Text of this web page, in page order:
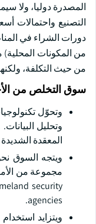
المصدرة دوليا، ولا
التصنيع واحتمالات
دورات الشراء في
من المكونات
من حيث التكلفة،
سوق التخلص من
وتحوّل
وتحليل
المعقدة
ويتجه السوق
security
agencies.